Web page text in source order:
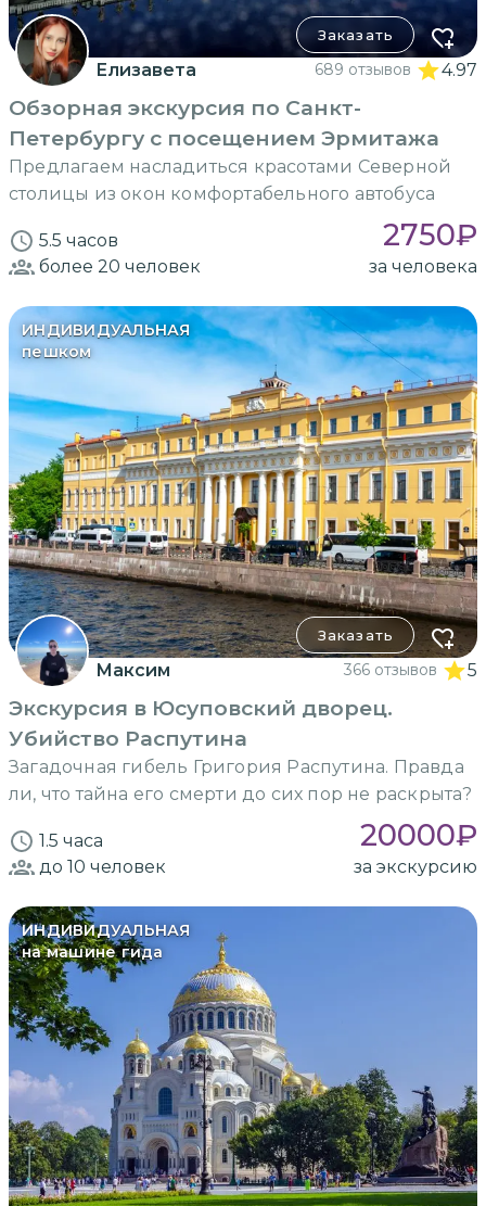
Заказать
Елизавета 689 отзывов 4.97
Обзорная экскурсия по Санкт-
Петербургу с посещением Эрмитажа
Предлагаем насладиться красотами Северной
столицы из окон комфортабельного автобуса
5.5 часов 2750₽
более 20 человек за человека
ИНДИВИДУАЛЬНАЯ
пешком
Заказать
Максим 366 отзывов 5
Экскурсия в Юсуповский дворец.
Убийство Распутина
Загадочная гибель Григория Распутина. Правда
ли, что тайна его смерти до сих пор не раскрыта?
1.5 часа 20000₽
до 10 человек за экскурсию
ИНДИВИДУАЛЬНАЯ
на машине гида